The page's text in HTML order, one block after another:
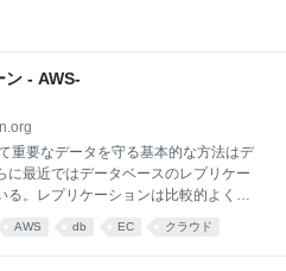
ーネットストレージに書き込む場合
ーネットストレージに直接データを転
データを受け、その仮想サーバーか
する。クライアントから仮想サーバ
また、小さいサイズのファイルが大
で一度アーカイブし、仮想サーバーに
- AWS-
重要なデータを守る基本的な方法はデ
に最近ではデータベースのレプリケー
る。レプリケーションは比較的よく行
本大震災のような大規模な災害が現実
AWS db EC クラウド